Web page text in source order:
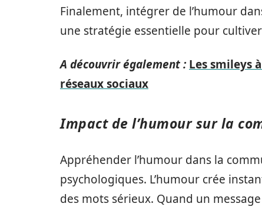
Finalement, intégrer de l’humour
une stratégie essentielle pour
A découvrir également : Les smileys
réseaux sociaux
Impact de l’humour sur la
Appréhender l’humour dans la
psychologiques. L’humour crée
des mots sérieux. Quand un